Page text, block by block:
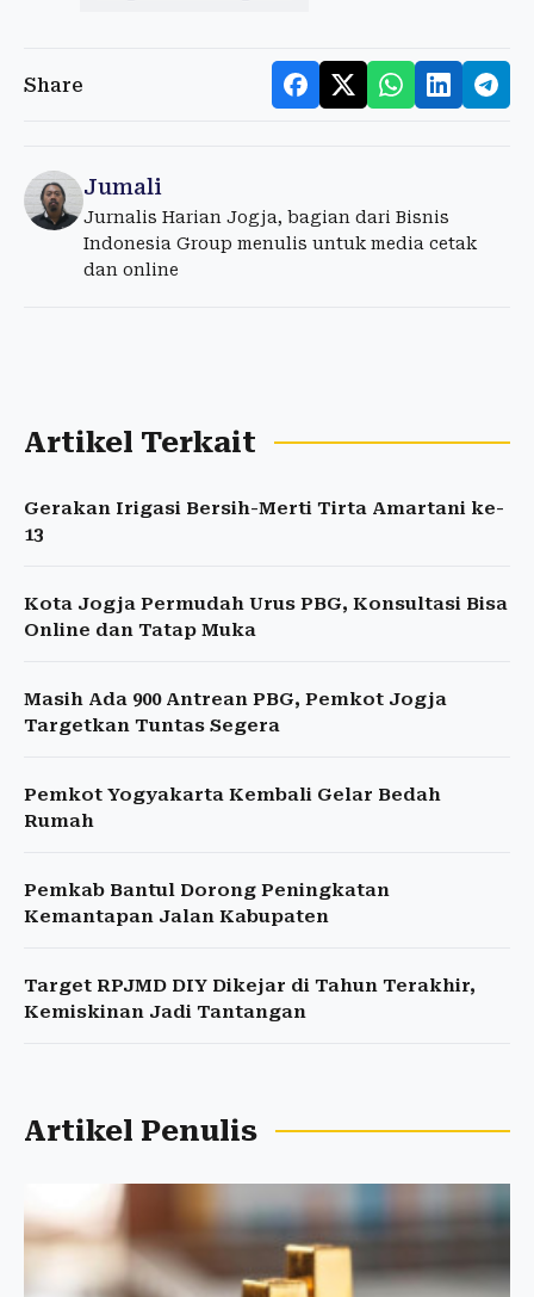
Share
Jumali
Jurnalis Harian Jogja, bagian dari Bisnis
Indonesia Group menulis untuk media cetak
dan online
Artikel Terkait
Gerakan Irigasi Bersih-Merti Tirta Amartani ke-
13
Kota Jogja Permudah Urus PBG, Konsultasi Bisa
Online dan Tatap Muka
Masih Ada 900 Antrean PBG, Pemkot Jogja
Targetkan Tuntas Segera
Pemkot Yogyakarta Kembali Gelar Bedah
Rumah
Pemkab Bantul Dorong Peningkatan
Kemantapan Jalan Kabupaten
Target RPJMD DIY Dikejar di Tahun Terakhir,
Kemiskinan Jadi Tantangan
Artikel Penulis